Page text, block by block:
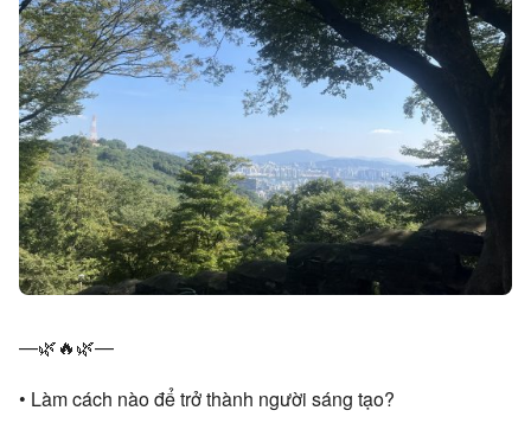
—🌿🔥🌿—
• Làm cách nào để trở thành người sáng tạo?